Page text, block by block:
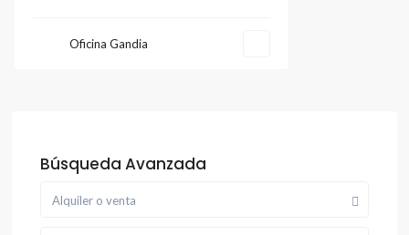
Oficina Gandia
Búsqueda Avanzada
Alquiler o venta